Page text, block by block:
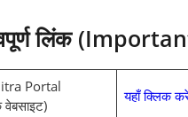
लिंक
Portal
वेबसाइट)
यहाँ क्लिक